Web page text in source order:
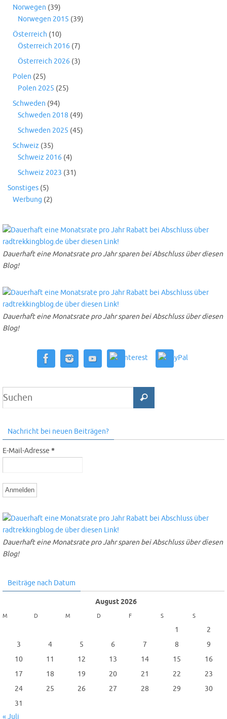
Norwegen (39)
Norwegen 2015 (39)
Österreich (10)
Österreich 2016 (7)
Österreich 2026 (3)
Polen (25)
Polen 2025 (25)
Schweden (94)
Schweden 2018 (49)
Schweden 2025 (45)
Schweiz (35)
Schweiz 2016 (4)
Schweiz 2023 (31)
Sonstiges (5)
Werbung (2)
Dauerhaft eine Monatsrate pro Jahr sparen bei Abschluss über diesen
Blog!
Dauerhaft eine Monatsrate pro Jahr sparen bei Abschluss über diesen
Blog!
Nachricht bei neuen Beiträgen?
E-Mail-Adresse *
Dauerhaft eine Monatsrate pro Jahr sparen bei Abschluss über diesen
Blog!
Beiträge nach Datum
August 2026
M D M D F S S
1
2
3
4 5 6 7 8
9
10
11 12 13 14 15
16
17
18 19 20 21 22
23
24
25 26 27 28 29
30
31
« Juli